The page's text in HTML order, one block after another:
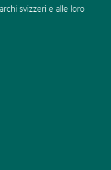
svizzeri e alle loro